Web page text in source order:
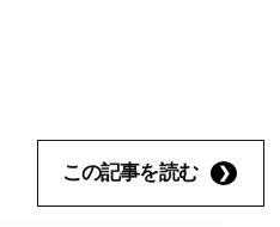
この記事を読む